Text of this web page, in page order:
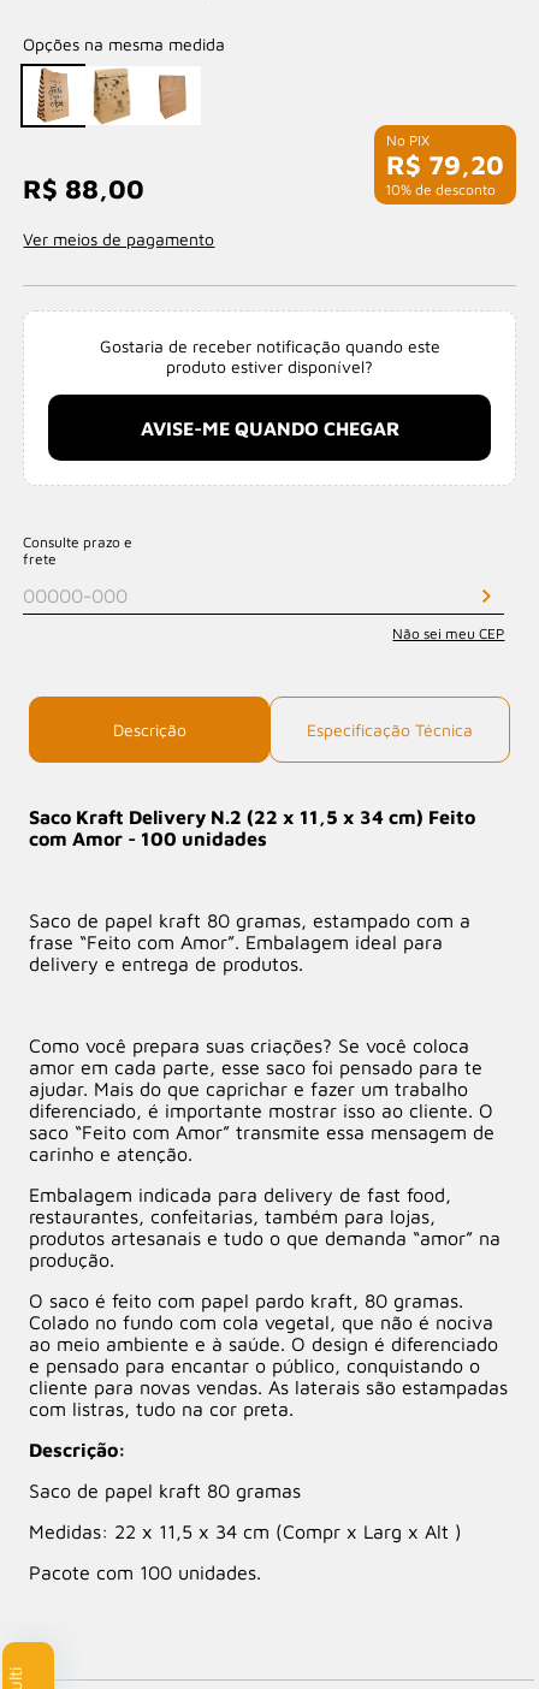
Opções na mesma medida
R$ 79,20
com 10% de desconto
R$ 88,00
Ver meios de pagamento
Gostaria de receber notificação quando este
produto estiver disponível?
AVISE-ME QUANDO CHEGAR
Consulte prazo e
frete
Não sei meu CEP
Descrição Especificação Técnica
Saco Kraft Delivery N.2 (22 x 11,5 x 34 cm) Feito
com Amor - 100 unidades
Saco de papel kraft 80 gramas, estampado com a
frase “Feito com Amor”. Embalagem ideal para
delivery e entrega de produtos.
Como você prepara suas criações? Se você coloca
amor em cada parte, esse saco foi pensado para te
ajudar. Mais do que caprichar e fazer um trabalho
diferenciado, é importante mostrar isso ao cliente. O
saco “Feito com Amor” transmite essa mensagem de
carinho e atenção.
Embalagem indicada para delivery de fast food,
restaurantes, confeitarias, também para lojas,
produtos artesanais e tudo o que demanda “amor” na
produção.
O saco é feito com papel pardo kraft, 80 gramas.
Colado no fundo com cola vegetal, que não é nociva
ao meio ambiente e à saúde. O design é diferenciado
e pensado para encantar o público, conquistando o
cliente para novas vendas. As laterais são estampadas
com listras, tudo na cor preta.
Descrição:
Saco de papel kraft 80 gramas
Medidas: 22 x 11,5 x 34 cm (Compr x Larg x Alt )
Pacote com 100 unidades.